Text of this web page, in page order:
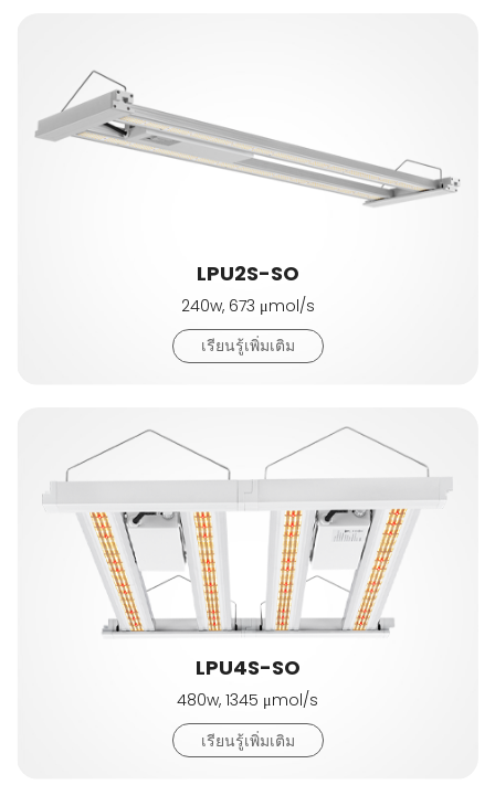
LPU2S-SO
240w, 673 μmol/s
เรียนรู้เพิ่มเติม
LPU4S-SO
480w, 1345 μmol/s
เรียนรู้เพิ่มเติม